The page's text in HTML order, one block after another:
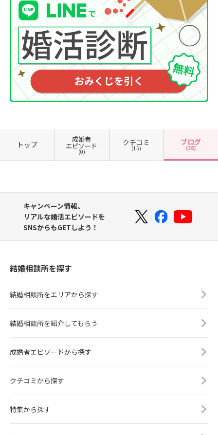
トップ
成婚者
エピソード
(0)
クチコミ
(15)
ブログ
(38)
キャンペーン情報、
リアルな婚活エピソードを
SNSからもGETしよう！
結婚相談所を探す
結婚相談所をエリアから探す
結婚相談所を紹介してもらう
成婚者エピソードから探す
クチコミから探す
特集から探す